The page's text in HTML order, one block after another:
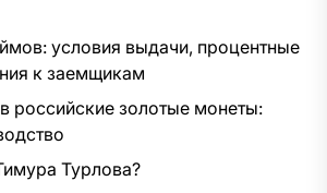
условия выдачи, процентные
к заемщикам
российские золотые монеты:
Турлова?